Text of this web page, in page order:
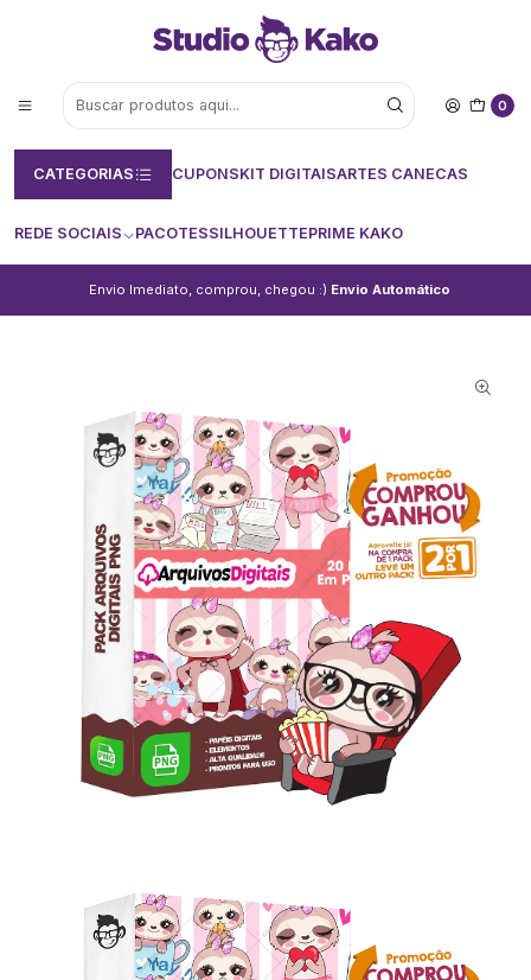
0
CATEGORIAS CUPONSKIT DIGITAISARTES CANECAS
REDE SOCIAIS PACOTESSILHOUETTEPRIME KAKO
Envio Imediato, comprou, chegou :) Envio Automático